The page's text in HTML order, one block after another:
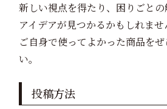
新しい視点を得たり、困りごと
アイデアが見つかるかもしれませ
ご自身で使ってよかった商品を
い。
投稿方法